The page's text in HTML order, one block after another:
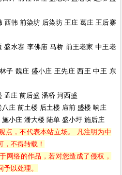
韩 前染坊 后染坊 王庄 葛庄 王后寨
水寨 李佛庙 马桥 前王老家 中王老
魏庄 盛小庄 王先庄 西王 中王 东
庄 前后盛 潘桥 河西盛
庄 前土楼 后土楼 庙前 盛楼 响庄
小庄 潘大楼 陆单 盛小圩 施后庄
点，不代表本站立场。 凡注明为中
不得转载！
网络的作品，若对您造成了侵权，
以处理。